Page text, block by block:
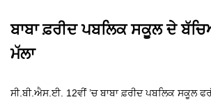
ਬਾਬਾ ਫ਼ਰੀਦ ਪਬਲਿਕ ਸਕੂਲ ਦੇ
ਮੱਲਾ
ਸੀ.ਬੀ.ਐਸ.ਈ. 12ਵੀਂ ’ਚ ਬਾਬਾ ਫ਼ਰੀਦ ਪਬਲਿਕ ਸਕੂਲ